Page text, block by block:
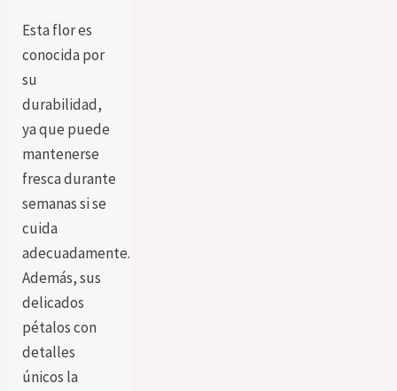
Esta flor es
conocida por
su
durabilidad,
ya que puede
mantenerse
fresca durante
semanas si se
cuida
adecuadamente.
Además, sus
delicados
pétalos con
detalles
únicos la